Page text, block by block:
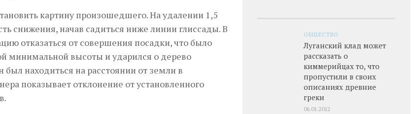
картину произошедшего. На удалении 1,5
снижения, начав садиться ниже линии глиссады. В
отказаться от совершения посадки, что было
минимальной высоты и ударился о дерево
находиться на расстоянии от земли в
показывает отклонение от установленного
ОБЩЕСТВО
Луганский клад может
рассказать о
киммерийцах то, что
пропустили в своих
описаниях древние
греки
06.01.2012